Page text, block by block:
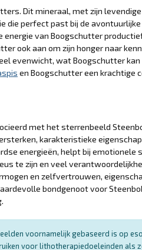
Dit mineraal, met zijn
die perfect past bij de
energie van Boogschutter
ook aan om zijn honger naar
evenwicht, wat Boogschutter kan
en Boogschutter een krachtige
met het sterrenbeeld
karakteristieke
energieën, helpt bij emotionele
te zijn en veel
en zelfvertrouwen,
bondgenoot voor
voornamelijk gebaseerd is op
voor lithotherapiedoeleinden als